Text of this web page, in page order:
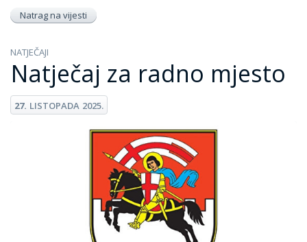
Natrag na vijesti
NATJEČAJI
Natječaj za radno mjesto
27. LISTOPADA 2025.